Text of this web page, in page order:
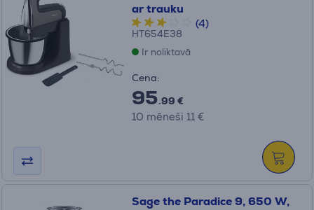
ar trauku
(4)
HT654E38
Ir noliktavā
Cena:
95.99 €
10 mēneši 11 €
Sage the Paradice 9, 650 W,